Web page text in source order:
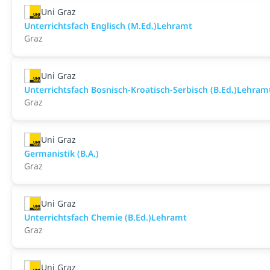
Uni Graz
Unterrichtsfach Englisch (M.Ed.)Lehramt
Graz
Uni Graz
Unterrichtsfach Bosnisch-Kroatisch-Serbisch
Graz
Uni Graz
Germanistik (B.A.)
Graz
Uni Graz
Unterrichtsfach Chemie (B.Ed.)Lehramt
Graz
Uni Graz